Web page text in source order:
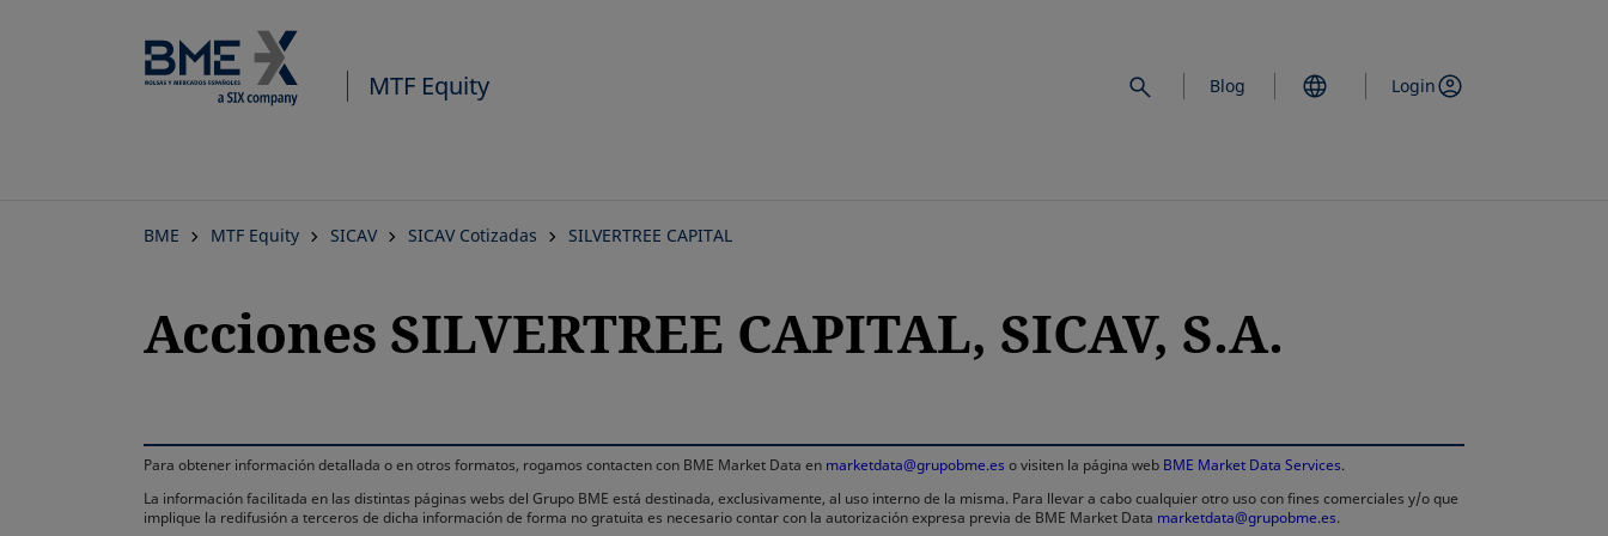
MTF Equity Blog Login
BME MTF Equity SICAV SICAV Cotizadas SILVERTREE CAPITAL
Acciones SILVERTREE CAPITAL, SICAV, S.A.
Para obtener información detallada o en otros formatos, rogamos contacten con BME Market Data en marketdata@grupobme.es o visiten la página web BME Market Data Services.
La información facilitada en las distintas páginas webs del Grupo BME está destinada, exclusivamente, al uso interno de la misma. Para llevar a cabo cualquier otro uso con fines comerciales y/o que
implique la redifusión a terceros de dicha información de forma no gratuita es necesario contar con la autorización expresa previa de BME Market Data marketdata@grupobme.es.